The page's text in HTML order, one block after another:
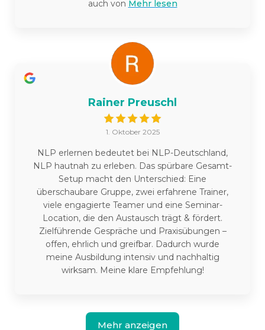
auch von Mehr lesen
Rainer Preuschl
1. Oktober 2025
NLP erlernen bedeutet bei NLP-Deutschland,
NLP hautnah zu erleben. Das spürbare Gesamt-
Setup macht den Unterschied: Eine
überschaubare Gruppe, zwei erfahrene Trainer,
viele engagierte Teamer und eine Seminar-
Location, die den Austausch trägt & fördert.
Zielführende Gespräche und Praxisübungen –
offen, ehrlich und greifbar. Dadurch wurde
meine Ausbildung intensiv und nachhaltig
wirksam. Meine klare Empfehlung!
Mehr anzeigen